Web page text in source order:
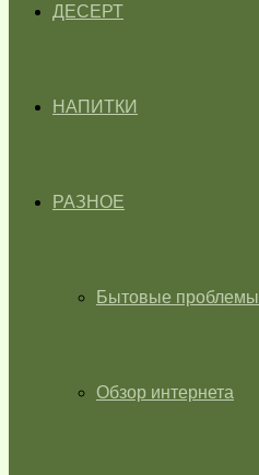
ДЕСЕРТ
НАПИТКИ
РАЗНОЕ
Бытовые проблемы
Обзор интернета